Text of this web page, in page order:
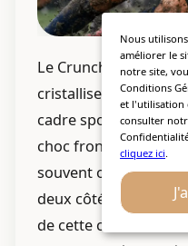
Le Crunch, opposant
cristallise une rivalité
cadre sportif. Ce
choc frontal entre
souvent opposées,
deux côtés de la
de cette
Nous
améliorer le
notre site,
Conditions
et l'utilisation
consulter
cliquez ici.